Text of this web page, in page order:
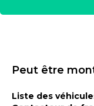
Peut être
Liste des